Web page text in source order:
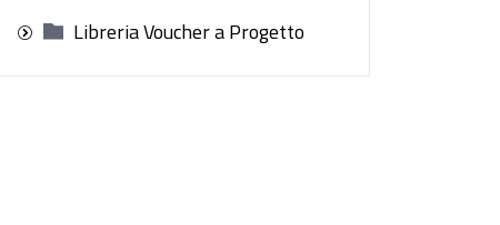
Libreria Voucher a Progetto